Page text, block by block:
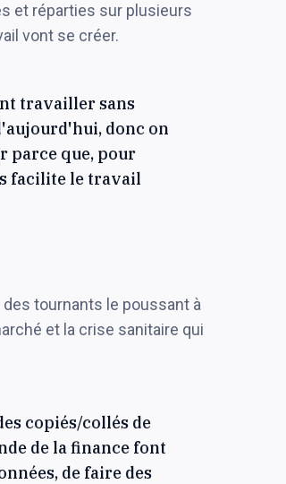
et réparties sur plusieurs
vont se créer.
travailler sans
donc on
parce que, pour
facilite le travail
tournants le poussant à
et la crise sanitaire qui
copiés/collés de
de la finance font
de faire des